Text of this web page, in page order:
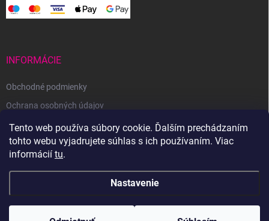
Tento web používa súbory cookie. Ďalším prechádzaním
tohto webu vyjadrujete súhlas s ich používaním. Viac
informácií tu.
Nastavenie
INFORMÁCIE
Obchodné podmienky
Ochrana osobných údajov
Reklamačný poriadok
Odstúpenie od zmluvy
Copyright 2026Svetoveklbka.sk . Všetky práva vyhradené.